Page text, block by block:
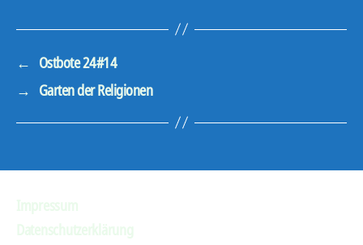
← Ostbote 24#14
→ Garten der Religionen